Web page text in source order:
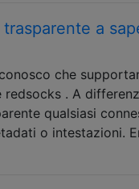
a
che
. A
qualsiasi
o intestazioni.